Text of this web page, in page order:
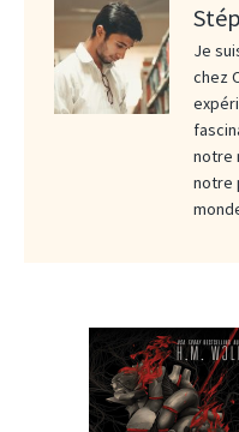
Je
chez
notre
notre